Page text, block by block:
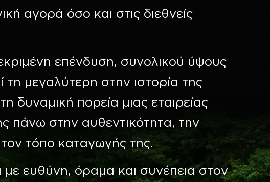
αγορά όσο και στις διεθνείς
επένδυση, συνολικού ύψους
μεγαλύτερη στην ιστορία της
δυναμική πορεία μιας εταιρείας
πάνω στην αυθεντικότητα, την
τόπο καταγωγής της.
ευθύνη, όραμα και συνέπεια στον